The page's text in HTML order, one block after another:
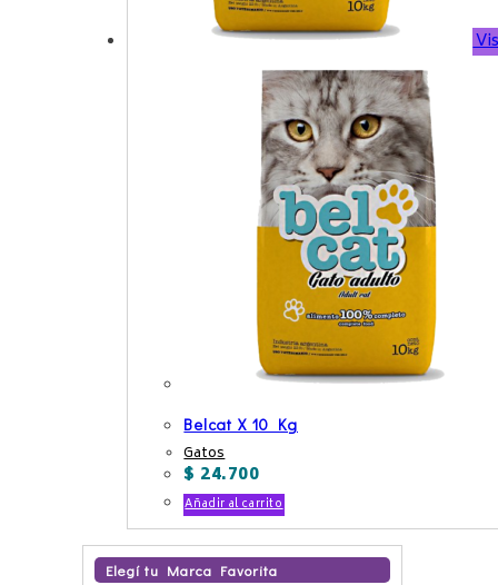
Belcat X 10 Kg
Gatos
$ 24.700
Añadir al carrito
Elegí tu Marca Favorita